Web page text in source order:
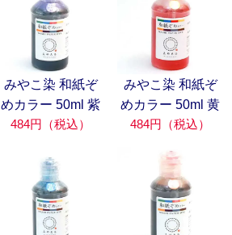
みやこ染 和紙ぞ
めカラー 50ml 紫
484円（税込）
みやこ染 和紙ぞ
めカラー 50ml 黄
484円（税込）